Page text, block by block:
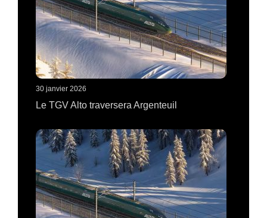
30 janvier 2026
Le TGV Alto traversera Argenteuil